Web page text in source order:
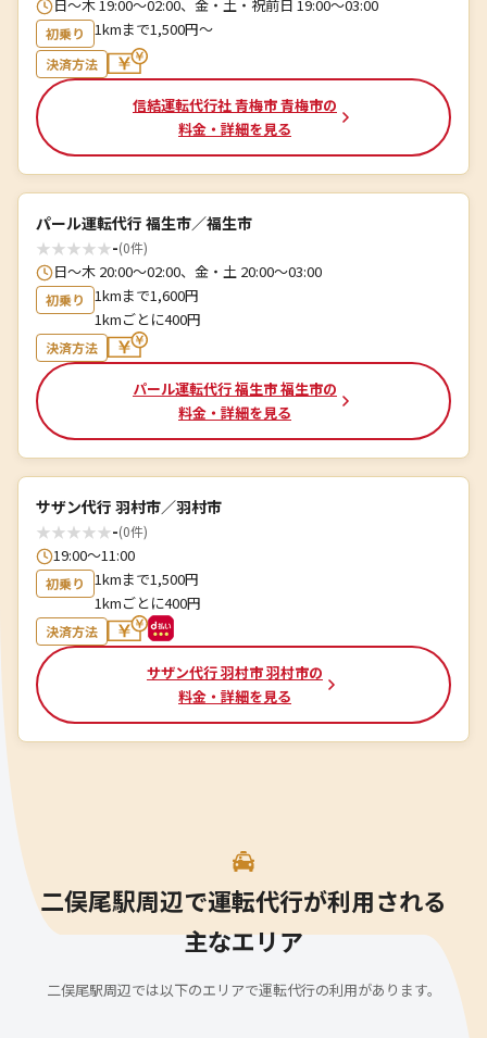
日〜木 19:00〜02:00、金・土・祝前日 19:00〜03:00
初乗り 1kmまで1,500円〜
決済方法
信結運転代行社 青梅市 青梅市の
料金・詳細を見る
パール運転代行 福生市／福生市
★★★★★-(0件)
日〜木 20:00〜02:00、金・土 20:00〜03:00
初乗り
1kmまで1,600円
1kmごとに400円
決済方法
パール運転代行 福生市 福生市の
料金・詳細を見る
サザン代行 羽村市／羽村市
★★★★★-(0件)
19:00〜11:00
初乗り
1kmまで1,500円
1kmごとに400円
決済方法
サザン代行 羽村市 羽村市の
料金・詳細を見る
二俣尾駅周辺で運転代行が利用される
主なエリア
二俣尾駅周辺では以下のエリアで運転代行の利用があります。